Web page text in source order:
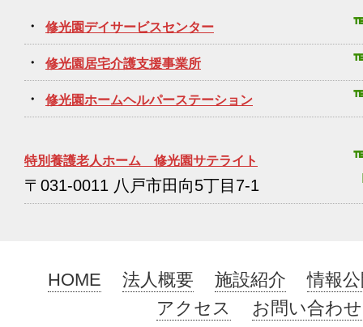
・ 修光園デイサービスセンター
・ 修光園居宅介護支援事業所
・ 修光園ホームヘルパーステーション
特別養護老人ホーム 修光園サテライト
〒031-0011 八戸市田向5丁目7-1
HOME 法人概要 施設紹介
情報
アクセス
お問い合わせ